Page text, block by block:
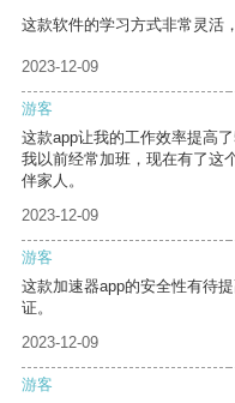
这款软件的学习方式非常灵活
2023-12-09
游客
这款app让我的工作效率提高
我以前经常加班，现在有了这
伴家人。
2023-12-09
游客
这款加速器app的安全性有待
证。
2023-12-09
游客